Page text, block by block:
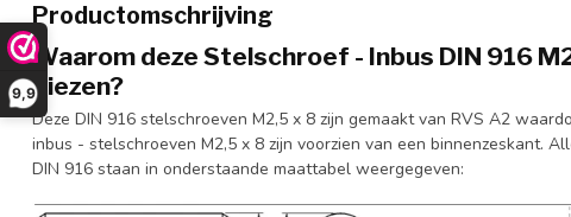
9,9
Productomschrijving
Waarom deze Stelschroef - Inbus DIN 916
kiezen?
Deze DIN 916 stelschroeven M2,5 x 8 zijn gemaakt van RVS A2
inbus - stelschroeven M2,5 x 8 zijn voorzien van een binnenzeskant.
DIN 916 staan in onderstaande maattabel weergegeven: